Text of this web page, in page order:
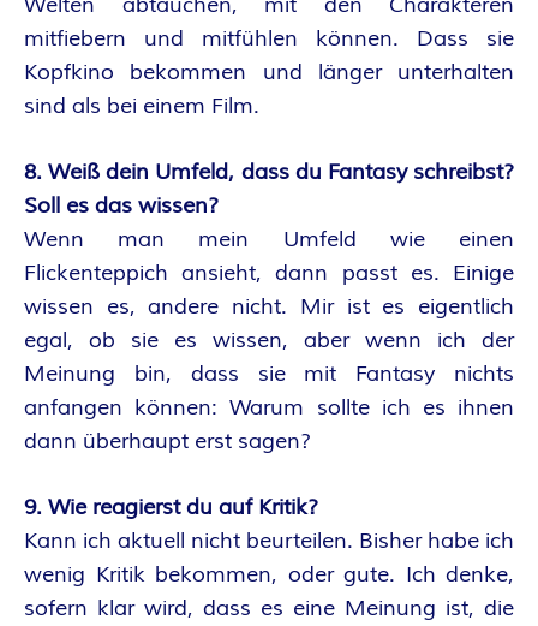
R
E
I
S
mitfiebern und mitfühlen können. Dass sie
Kopfkino bekommen und länger unterhalten
sind als bei einem Film.
8. Weiß dein Umfeld, dass du Fantasy schreibst?
Soll es das wissen?
Wenn man mein Umfeld wie einen
Flickenteppich ansieht, dann passt es. Einige
wissen es, andere nicht. Mir ist es eigentlich
egal, ob sie es wissen, aber wenn ich der
Meinung bin, dass sie mit Fantasy nichts
anfangen können: Warum sollte ich es ihnen
dann überhaupt erst sagen?
9. Wie reagierst du auf Kritik?
Kann ich aktuell nicht beurteilen. Bisher habe ich
wenig Kritik bekommen, oder gute. Ich denke,
sofern klar wird, dass es eine Meinung ist, die